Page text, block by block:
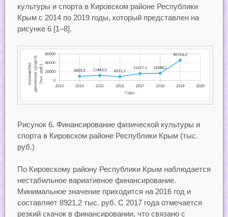
культуры и спорта в Кировском районе Республики
Крым с 2014 по 2019 годы, который представлен на
рисунке 6 [1–8].
Рисунок 6. Финансирование физической культуры и
спорта в Кировском районе Республики Крым (тыс.
руб.)
По Кировскому району Республики Крым наблюдается
нестабильное вариативное финансирование.
Минимальное значение приходится на 2016 год и
составляет 8921,2 тыс. руб. С 2017 года отмечается
резкий скачок в финансировании, что связано с